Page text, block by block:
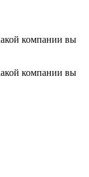
компании вы
компании вы